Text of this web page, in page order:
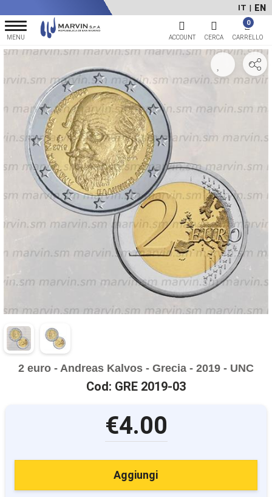
IT | EN
0
2 euro - Andreas Kalvos - Grecia - 2019 - UNC
Cod: GRE 2019-03
€4.00
Aggiungi